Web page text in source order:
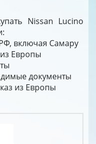
Nissan Lucino
включая Самару
Европы
документы
из Европы